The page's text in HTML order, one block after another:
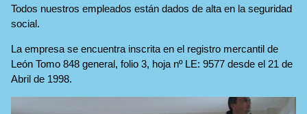
Todos nuestros empleados están dados de alta en la seguridad
social.
La empresa se encuentra inscrita en el registro mercantil de
León Tomo 848 general, folio 3, hoja nº LE: 9577 desde el 21 de
Abril de 1998.